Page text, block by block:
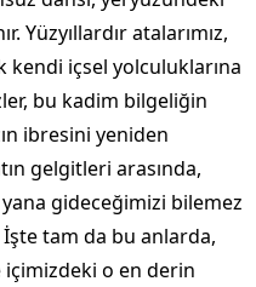
Yüzyıllardır atalarımız,
kendi içsel yolculuklarına
bu kadim bilgeliğin
ibresini yeniden
gelgitleri arasında,
gideceğimizi bilemez
tam da bu anlarda,
o en derin